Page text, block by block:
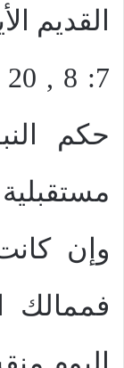
القديم
حكم
وإن
فممالك